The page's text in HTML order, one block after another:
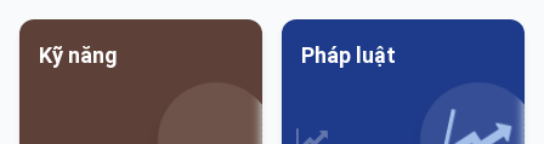
Kỹ năng Pháp luật